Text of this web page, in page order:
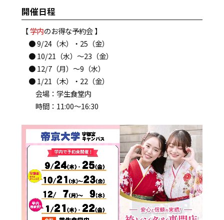
開催日程
【学内のお得な予約会 】
● 9/24（木）・25（金）
● 10/21（水）～23（金）
● 12/7（月）～9（水）
● 1/21（木）・22（金）
会場：学生食堂内
時間：11:00～16:30